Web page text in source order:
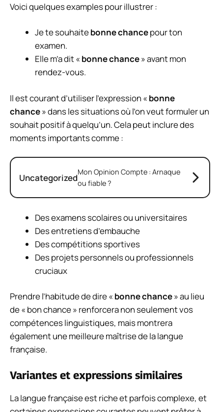
Voici quelques examples pour illustrer :
Je te souhaitebonne chancepour ton
examen.
Elle m’a dit « bonne chance» avant mon
rendez-vous.
Il est courant d’utiliser l’expression « bonne
chance» dans les situations où l’on veut formuler un
souhait positif à quelqu’un. Cela peut inclure des
moments importants comme :
UncategorizedMon Opinion Compte : Arnaque
ou fiable ?
Des examens scolaires ou universitaires
Des entretiens d’embauche
Des compétitions sportives
Des projets personnels ou professionnels
cruciaux
Prendre l’habitude de dire « bonne chance» au lieu
de « bon chance » renforcera non seulement vos
compétences linguistiques, mais montrera
également une meilleure maîtrise de la langue
française.
Variantes et expressions similaires
La langue française est riche et parfois complexe, et